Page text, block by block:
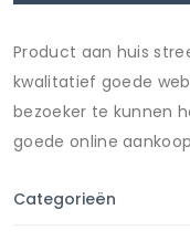
Product aan huis
kwalitatief goede
bezoeker te kunnen
goede online
Categorieën